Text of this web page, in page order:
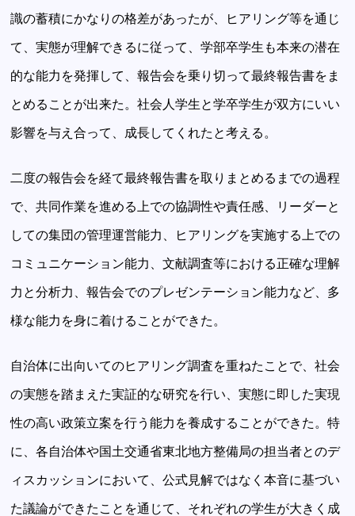
識の蓄積にかなりの格差があったが、ヒアリング等を通じ
て、実態が理解できるに従って、学部卒学生も本来の潜在
的な能力を発揮して、報告会を乗り切って最終報告書をま
とめることが出来た。社会人学生と学卒学生が双方にいい
影響を与え合って、成長してくれたと考える。
二度の報告会を経て最終報告書を取りまとめるまでの過程
で、共同作業を進める上での協調性や責任感、リーダーと
しての集団の管理運営能力、ヒアリングを実施する上での
コミュニケーション能力、文献調査等における正確な理解
力と分析力、報告会でのプレゼンテーション能力など、多
様な能力を身に着けることができた。
自治体に出向いてのヒアリング調査を重ねたことで、社会
の実態を踏まえた実証的な研究を行い、実態に即した実現
性の高い政策立案を行う能力を養成することができた。特
に、各自治体や国土交通省東北地方整備局の担当者とのデ
ィスカッションにおいて、公式見解ではなく本音に基づい
た議論ができたことを通じて、それぞれの学生が大きく成